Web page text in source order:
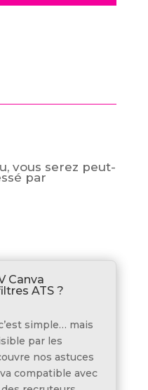
vous serez peut-
par
Canva
ATS ?
simple… mais
par les
nos astuces
compatible avec